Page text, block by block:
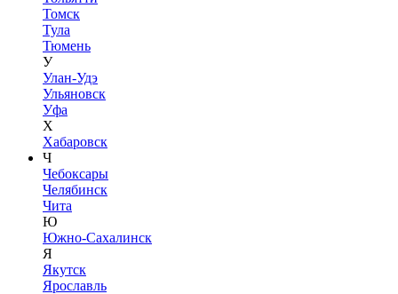
Томск
Тула
Тюмень
У
Улан-Удэ
Ульяновск
Уфа
Х
Хабаровск
Ч
Чебоксары
Челябинск
Чита
Ю
Южно-Сахалинск
Я
Якутск
Ярославль